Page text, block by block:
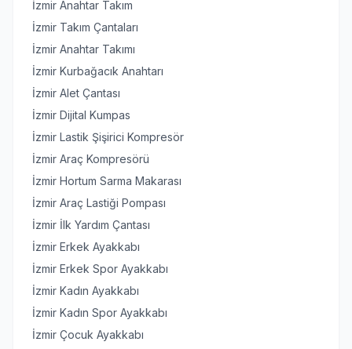
İzmir Anahtar Takım
İzmir Takım Çantaları
İzmir Anahtar Takımı
İzmir Kurbağacık Anahtarı
İzmir Alet Çantası
İzmir Dijital Kumpas
İzmir Lastik Şişirici Kompresör
İzmir Araç Kompresörü
İzmir Hortum Sarma Makarası
İzmir Araç Lastiği Pompası
İzmir İlk Yardım Çantası
İzmir Erkek Ayakkabı
İzmir Erkek Spor Ayakkabı
İzmir Kadın Ayakkabı
İzmir Kadın Spor Ayakkabı
İzmir Çocuk Ayakkabı